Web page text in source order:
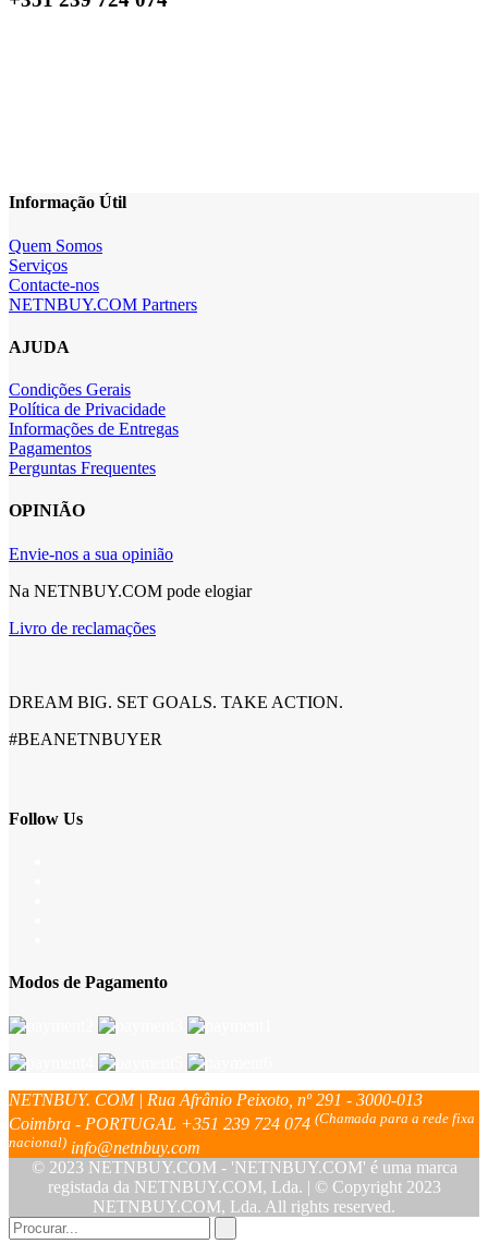
Informação Útil
Quem Somos
Serviços
Contacte-nos
NETNBUY.COM Partners
AJUDA
Condições Gerais
Política de Privacidade
Informações de Entregas
Pagamentos
Perguntas Frequentes
OPINIÃO
Envie-nos a sua opinião
Na NETNBUY.COM pode elogiar
Livro de reclamações
DREAM BIG. SET GOALS. TAKE ACTION.
#BEANETNBUYER
Follow Us
Modos de Pagamento
NETNBUY. COM | Rua Afrânio Peixoto, nº 291 - 3000-013
Coimbra - PORTUGAL +351 239 724 074 (Chamada para a rede fixa
nacional) info@netnbuy.com
© 2023 NETNBUY.COM - 'NETNBUY.COM' é uma marca
registada da NETNBUY.COM, Lda. | © Copyright 2023
NETNBUY.COM, Lda. All rights reserved.